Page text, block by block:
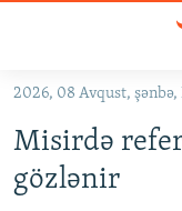
Əsas
qayıt
Əsas
naviqasiyaya
KORRUPSIOMETR
2026, 08 Avqust, şənbə,
Misirdə
gözlənir